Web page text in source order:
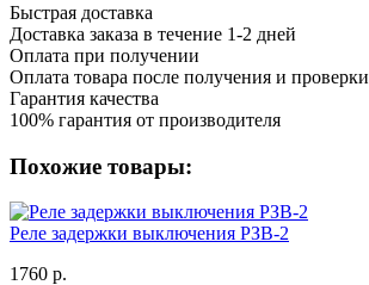
Быстрая доставка
Доставка заказа в течение 1-2 дней
Оплата при получении
Оплата товара после получения и проверки
Гарантия качества
100% гарантия от производителя
Похожие товары:
Реле задержки выключения РЗВ-2
1760 р.